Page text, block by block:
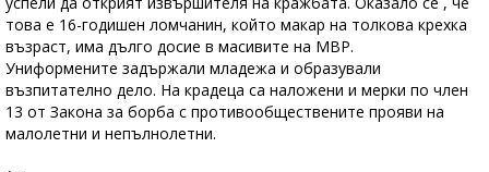
това е 16-годишен ломчанин, който макар на толкова крехка
възраст, има дълго досие в масивите на МВР.
Униформените задържали младежа и образували
възпитателно дело. На крадеца са наложени и мерки по член
13 от Закона за борба с противообществените прояви на
малолетни и непълнолетни.